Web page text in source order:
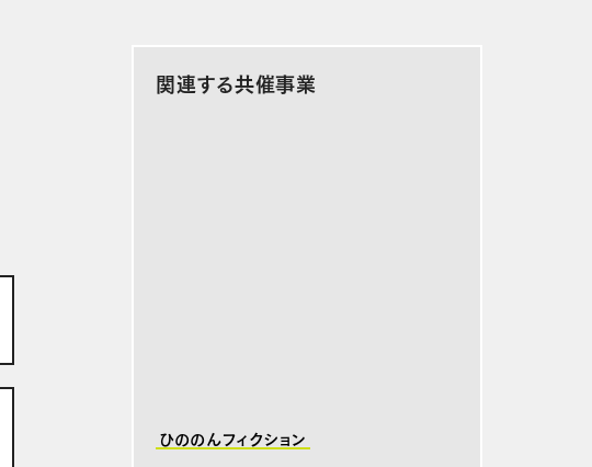
関連する共催事業
ひののんフィクション